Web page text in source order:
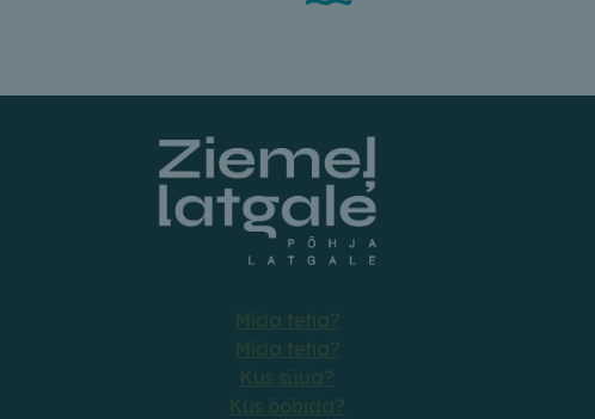
Mida teha?
Mida teha?
Kus ööbida?